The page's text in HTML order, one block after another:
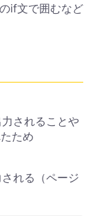
if文で囲むなど
されることや
ため
れる（ページ